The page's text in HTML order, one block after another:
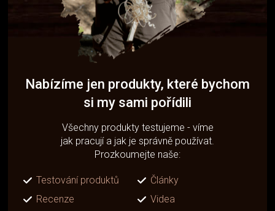
Nabízíme jen produkty, které bychom
si my sami pořídili
Všechny produkty testujeme - víme
jak pracují a jak je správně používat.
Prozkoumejte naše:
Testování produktů
Články
Recenze
Videa